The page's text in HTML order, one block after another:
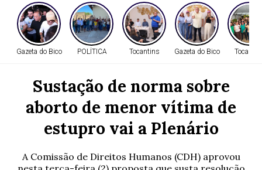
Gazeta do Bico POLÍTICA Tocantins Gazeta do Bico
Sustação de norma sobre
aborto de menor vítima de
estupro vai a Plenário
A Comissão de Direitos Humanos (CDH) aprovou